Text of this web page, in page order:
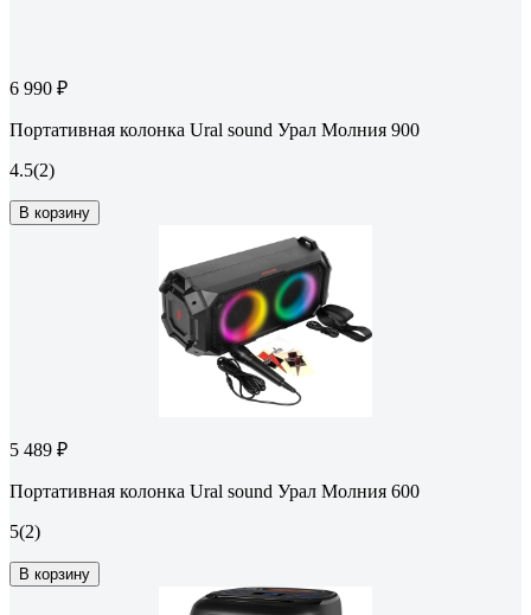
6 990 ₽
Портативная колонка Ural sound Урал Молния 900
4.5(2)
В корзину
5 489 ₽
Портативная колонка Ural sound Урал Молния 600
5(2)
В корзину